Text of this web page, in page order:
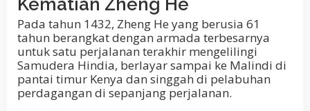
Pada tahun 1432, Zheng He yang berusia 61
tahun berangkat dengan armada terbesarnya
untuk satu perjalanan terakhir mengelilingi
Samudera Hindia, berlayar sampai ke Malindi di
pantai timur Kenya dan singgah di pelabuhan
perdagangan di sepanjang perjalanan.